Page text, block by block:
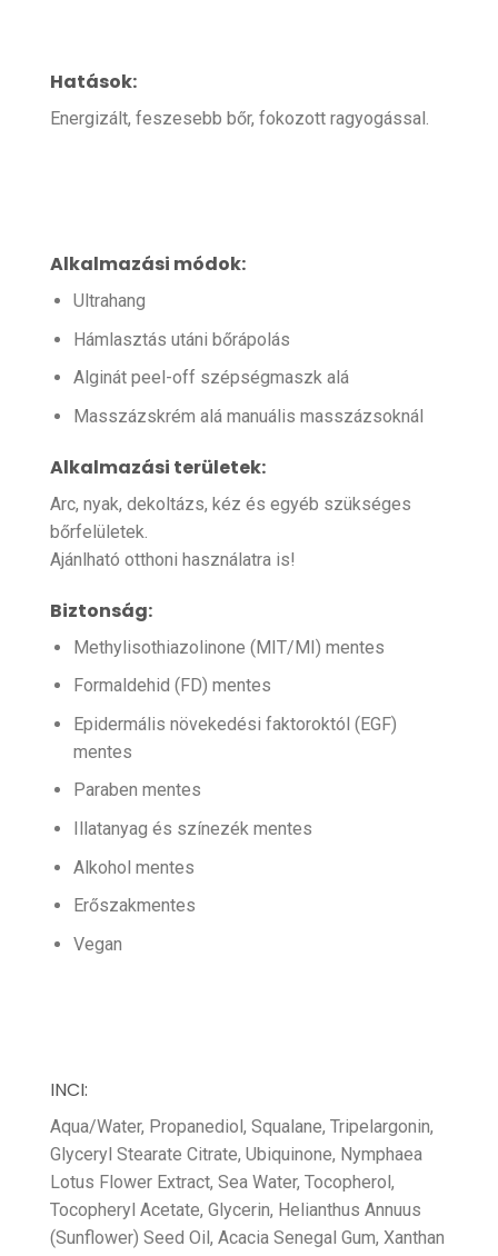
Hatások:
Energizált, feszesebb bőr, fokozott ragyogással.
Alkalmazási módok:
Ultrahang
Hámlasztás utáni bőrápolás
Alginát peel-off szépségmaszk alá
Masszázskrém alá manuális masszázsoknál
Alkalmazási területek:
Arc, nyak, dekoltázs, kéz és egyéb szükséges
bőrfelületek.
Ajánlható otthoni használatra is!
Biztonság:
Methylisothiazolinone (MIT/MI) mentes
Formaldehid (FD) mentes
Epidermális növekedési faktoroktól (EGF)
mentes
Paraben mentes
Illatanyag és színezék mentes
Alkohol mentes
Erőszakmentes
Vegan
INCI:
Aqua/Water, Propanediol, Squalane, Tripelargonin,
Glyceryl Stearate Citrate, Ubiquinone, Nymphaea
Lotus Flower Extract, Sea Water, Tocopherol,
Tocopheryl Acetate, Glycerin, Helianthus Annuus
(Sunflower) Seed Oil, Acacia Senegal Gum, Xanthan